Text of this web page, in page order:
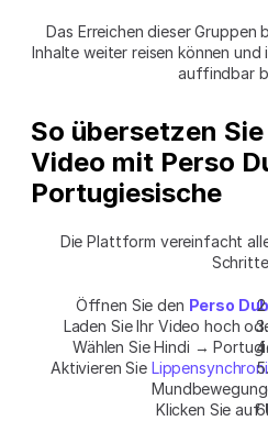
Das Erreichen dieser Gruppen
Inhalte weiter reisen können und
auffindbar
So übersetzen
Video mit Perso
Portugiesische
Die Plattform vereinfacht
Öffnen Sie den Perso
Laden Sie Ihr Video hoch
Wählen Sie Hindi →
Aktivieren Sie
Klicken Sie auf